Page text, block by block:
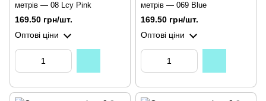
метрів — 08 Lcy Pink
169.50 грн/шт.
Оптові ціни
метрів — 069 Blue
169.50 грн/шт.
Оптові ціни